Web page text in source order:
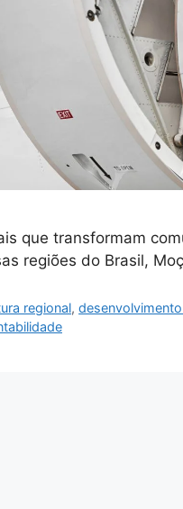
que transformam
regiões do Brasil,
regional,